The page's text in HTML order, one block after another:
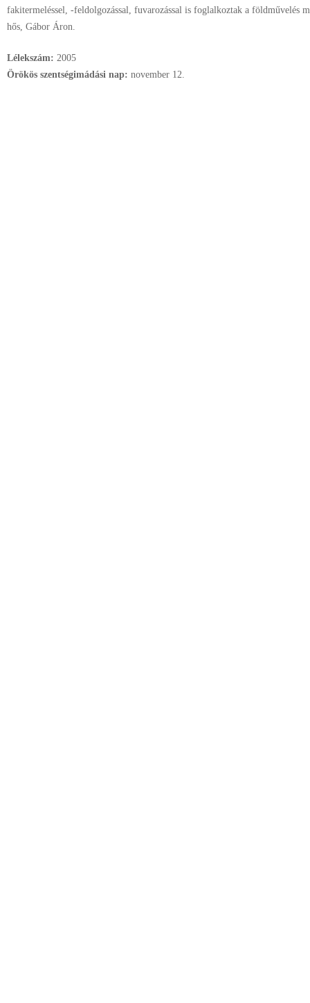
fakitermeléssel, -feldolgozással, fuvarozással is foglalkoztak a földművelés
hős, Gábor Áron.
Lélekszám: 2005
Örökös szentségimádási nap: november 12.